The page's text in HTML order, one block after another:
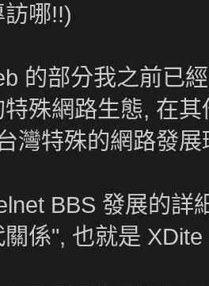
哪!!)
的部分我之前已
殊網路生態, 在
灣特殊的網路發展
BBS 發展的詳
係", 也就是